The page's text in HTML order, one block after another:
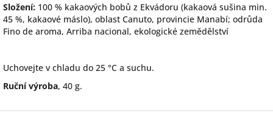
Složení: 100 % kakaových bobů z Ekvádoru (kakaová sušina min.
45 %, kakaové máslo), oblast Canuto, provincie Manabí; odrůda
Fino de aroma, Arriba nacional, ekologické zemědělství
Uchovejte v chladu do 25 °C a suchu.
Ruční výroba, 40 g.
Z